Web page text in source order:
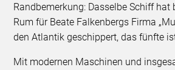
Randbemerkung: Dasselbe Schiff hat
Rum für Beate Falkenbergs Firma
den Atlantik geschippert, das fünfte
Mit modernen Maschinen und